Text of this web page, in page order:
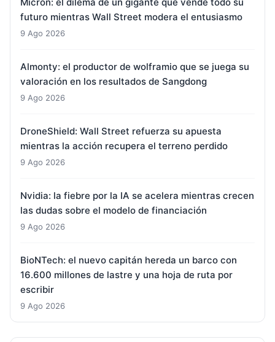
futuro mientras Wall Street modera el entusiasmo
9 Ago 2026
Almonty: el productor de wolframio que se juega su
valoración en los resultados de Sangdong
9 Ago 2026
DroneShield: Wall Street refuerza su apuesta
mientras la acción recupera el terreno perdido
9 Ago 2026
Nvidia: la fiebre por la IA se acelera mientras crecen
las dudas sobre el modelo de financiación
9 Ago 2026
BioNTech: el nuevo capitán hereda un barco con
16.600 millones de lastre y una hoja de ruta por
escribir
9 Ago 2026